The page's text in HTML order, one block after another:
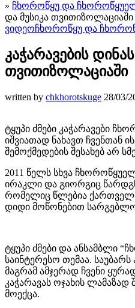
» ჩხოროწყუ და
და მუსიკა თვითიზოლაციაში
ვიდეოჩხოროწყუ და
კაჭარავების
თვითიზოლაციაში
written by chkhorotskuge 28/03/
ტყუპი ძმები კაჭარავები
იშვიათად ნახავთ ჩვენთან
შემოქმედების შესახებ არ
2011 წელს სხვა
ირაკლი და გიორგიც
რომელიც წლებია ქართველ
დიდი მოწონებით
ტყუპი ძმები და ანსამბლი
საინტერესო თემაა.
მაგრამ ამჯერად ჩვენი
კაჭარავას ოჯახის
მოექცა.